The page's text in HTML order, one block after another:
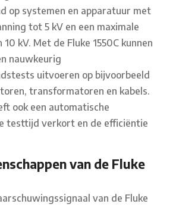
op systemen en apparatuur met
tot 5 kV en een maximale
kV. Met de Fluke 1550C kunnen
nauwkeurig
uitvoeren op bijvoorbeeld
transformatoren en kabels.
ook een automatische
testtijd verkort en de efficiëntie
van de Fluke
van de Fluke